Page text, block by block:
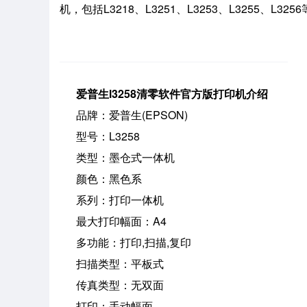
机，包括L3218、L3251、L3253、L3255、L3256
爱普生l3258清零软件官方版打印机介绍
品牌：爱普生(EPSON)
型号：L3258
类型：墨仓式一体机
颜色：黑色系
系列：打印一体机
最大打印幅面：A4
多功能：打印,扫描,复印
扫描类型：平板式
传真类型：无双面